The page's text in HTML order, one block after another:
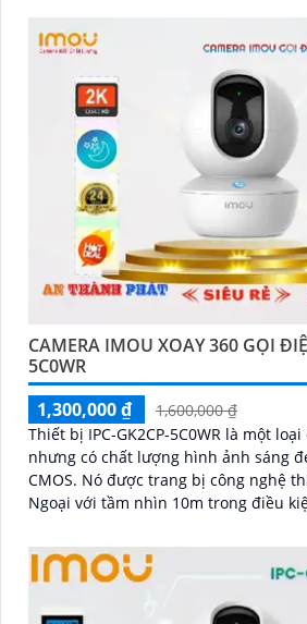
CAMERA IMOU XOAY 360 GỌI
5C0WR
1,300,000 ₫
1,600,000 ₫
Thiết bị IPC-GK2CP-5C0WR là một
nhưng có chất lượng hình ảnh sáng
CMOS. Nó được trang bị công nghệ thiếu sáng Hồng
Ngoại với tầm nhìn 10m trong điều